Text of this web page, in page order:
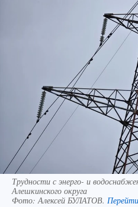
Трудности с энерго- и
Алешкинского округа
Фото:Алексей БУЛАТОВ.